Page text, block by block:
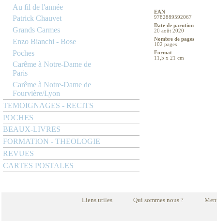
Au fil de l'année
Patrick Chauvet
Grands Carmes
Enzo Bianchi - Bose
Poches
Carême à Notre-Dame de
Paris
Carême à Notre-Dame de
Fourvière/Lyon
TEMOIGNAGES - RECITS
POCHES
BEAUX-LIVRES
FORMATION - THEOLOGIE
REVUES
CARTES POSTALES
EAN
9782889592067
Date de parution
20 août 2020
Nombre de pages
102 pages
Format
11,5 x 21 cm
Liens utiles Qui sommes nous ?